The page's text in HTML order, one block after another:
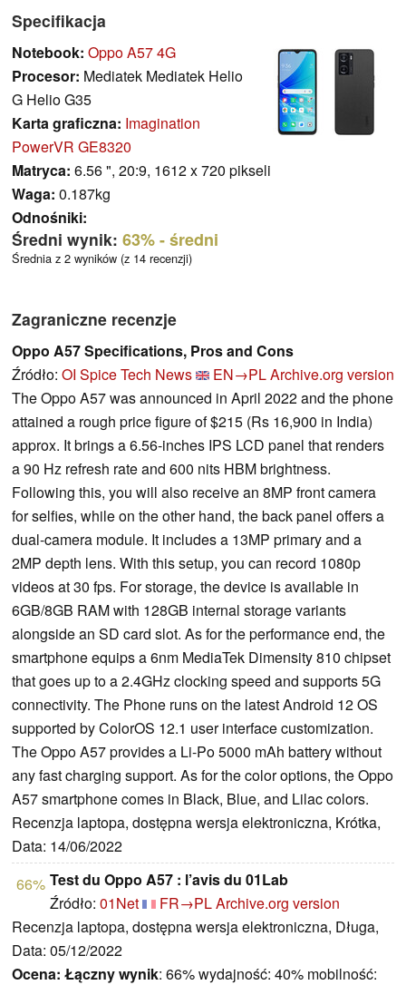
Specifikacja
Notebook: Oppo A57 4G
Procesor: Mediatek Mediatek Helio
G Helio G35
Karta graficzna: Imagination
PowerVR GE8320
Matryca: 6.56 ", 20:9, 1612 x 720 pikseli
Waga: 0.187kg
Odnośniki:
Średni wynik: 63%- średni
Średnia z 2 wyników (z 14 recenzji)
Zagraniczne recenzje
Oppo A57 Specifications, Pros and Cons
Źródło: OI Spice Tech News EN→PLArchive.org version
The Oppo A57 was announced in April 2022 and the phone
attained a rough price figure of $215 (Rs 16,900 in India)
approx. It brings a 6.56-inches IPS LCD panel that renders
a 90 Hz refresh rate and 600 nits HBM brightness.
Following this, you will also receive an 8MP front camera
for selfies, while on the other hand, the back panel offers a
dual-camera module. It includes a 13MP primary and a
2MP depth lens. With this setup, you can record 1080p
videos at 30 fps. For storage, the device is available in
6GB/8GB RAM with 128GB internal storage variants
alongside an SD card slot. As for the performance end, the
smartphone equips a 6nm MediaTek Dimensity 810 chipset
that goes up to a 2.4GHz clocking speed and supports 5G
connectivity. The Phone runs on the latest Android 12 OS
supported by ColorOS 12.1 user interface customization.
The Oppo A57 provides a Li-Po 5000 mAh battery without
any fast charging support. As for the color options, the Oppo
A57 smartphone comes in Black, Blue, and Lilac colors.
Recenzja laptopa, dostępna wersja elektroniczna, Krótka,
Data: 14/06/2022
66% Test du Oppo A57 : l’avis du 01Lab
Źródło: 01Net FR→PLArchive.org version
Recenzja laptopa, dostępna wersja elektroniczna, Długa,
Data: 05/12/2022
Ocena: Łączny wynik: 66% wydajność: 40% mobilność: